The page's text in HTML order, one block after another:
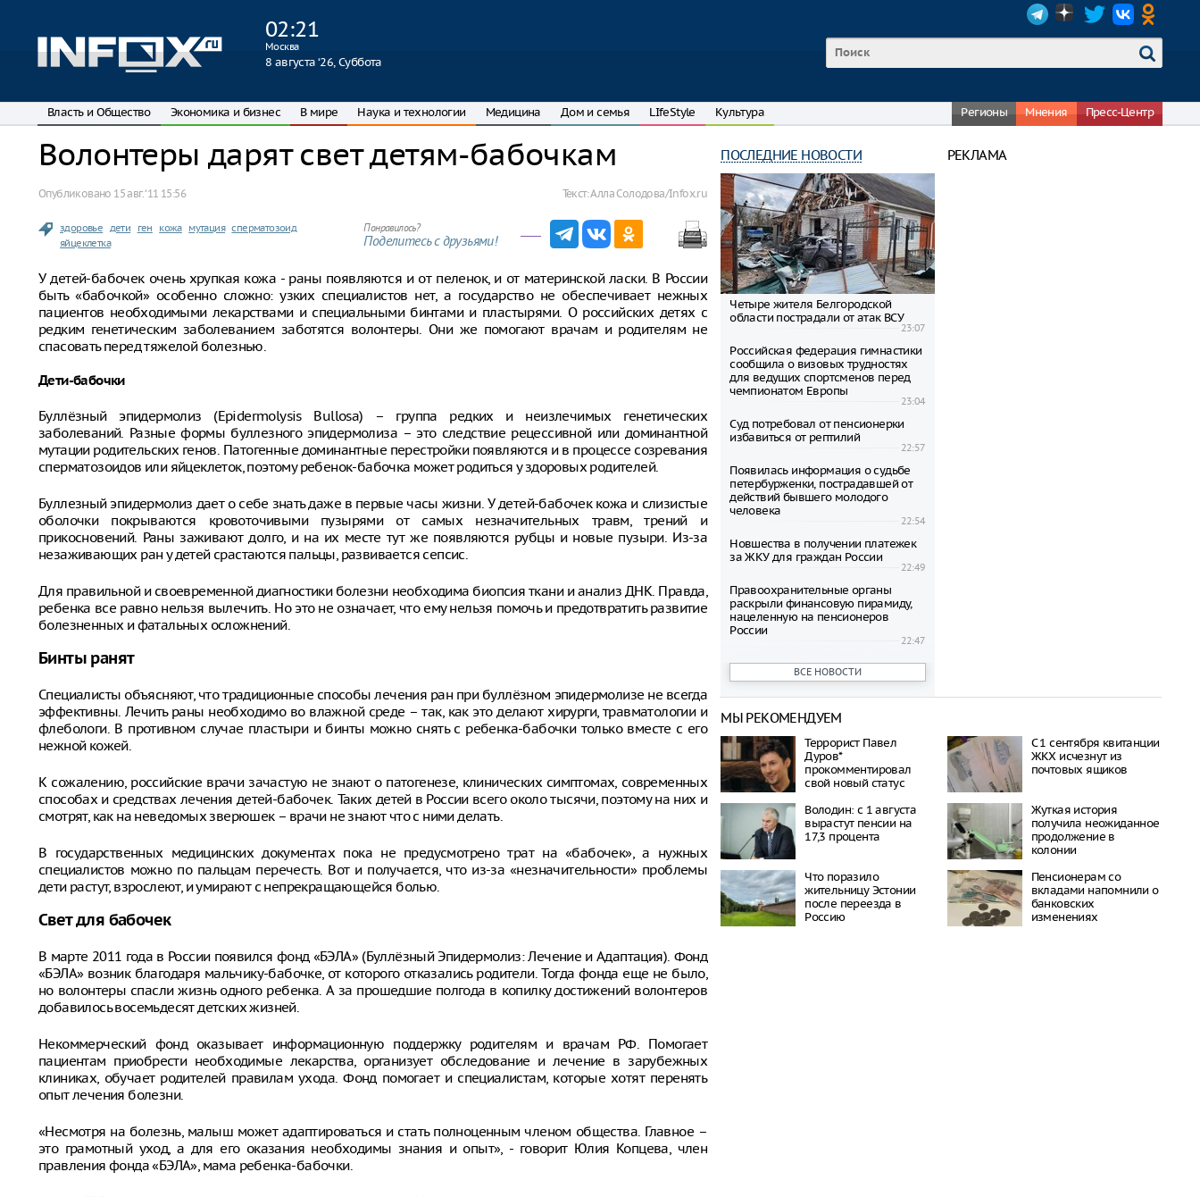
02:21
Москва
8 августа ‘26, Суббота
Власть и Общество Экономика и бизнес В мире Наука и технологии Медицина Дом и семья LIfeStyle Культура Регионы Мнения Пресс-Центр
Волонтеры дарят свет детям-бабочкам
Опубликовано 15 авг. ‘11 15:56 Текст:Алла Солодова/Infox.ru
здоровье дети ген кожа мутация сперматозоид
яйцеклетка
Понравилось?
Поделитесь с друзьями!
У детей-бабочек очень хрупкая кожа - раны появляются и от пеленок, и от материнской ласки. В России
быть «бабочкой» особенно сложно: узких специалистов нет, а государство не обеспечивает нежных
пациентов необходимыми лекарствами и специальными бинтами и пластырями. О российских детях с
редким генетическим заболеванием заботятся волонтеры. Они же помогают врачам и родителям не
спасовать перед тяжелой болезнью.
Дети-бабочки
Буллёзный эпидермолиз (Epidermolysis Bullosa) – группа редких и неизлечимых генетических
заболеваний. Разные формы буллезного эпидермолиза – это следствие рецессивной или доминантной
мутации родительских генов. Патогенные доминантные перестройки появляются и в процессе созревания
сперматозоидов или яйцеклеток, поэтому ребенок-бабочка может родиться у здоровых родителей.
Буллезный эпидермолиз дает о себе знать даже в первые часы жизни. У детей-бабочек кожа и слизистые
оболочки покрываются кровоточивыми пузырями от самых незначительных травм, трений и
прикосновений. Раны заживают долго, и на их месте тут же появляются рубцы и новые пузыри. Из-за
незаживающих ран у детей срастаются пальцы, развивается сепсис.
Для правильной и своевременной диагностики болезни необходима биопсия ткани и анализ ДНК. Правда,
ребенка все равно нельзя вылечить. Но это не означает, что ему нельзя помочь и предотвратить развитие
болезненных и фатальных осложнений.
Бинты ранят
Специалисты объясняют, что традиционные способы лечения ран при буллёзном эпидермолизе не всегда
эффективны. Лечить раны необходимо во влажной среде – так, как это делают хирурги, травматологии и
флебологи. В противном случае пластыри и бинты можно снять с ребенка-бабочки только вместе с его
нежной кожей.
К сожалению, российские врачи зачастую не знают о патогенезе, клинических симптомах, современных
способах и средствах лечения детей-бабочек. Таких детей в России всего около тысячи, поэтому на них и
смотрят, как на неведомых зверюшек – врачи не знают что с ними делать.
В государственных медицинских документах пока не предусмотрено трат на «бабочек», а нужных
специалистов можно по пальцам перечесть. Вот и получается, что из-за «незначительности» проблемы
дети растут, взрослеют, и умирают с непрекращающейся болью.
Свет для бабочек
В марте 2011 года в России появился фонд «БЭЛА» (Буллёзный Эпидермолиз: Лечение и Адаптация). Фонд
«БЭЛА» возник благодаря мальчику-бабочке, от которого отказались родители. Тогда фонда еще не было,
но волонтеры спасли жизнь одного ребенка. А за прошедшие полгода в копилку достижений волонтеров
добавилось восемьдесят детских жизней.
Некоммерческий фонд оказывает информационную поддержку родителям и врачам РФ. Помогает
пациентам приобрести необходимые лекарства, организует обследование и лечение в зарубежных
клиниках, обучает родителей правилам ухода. Фонд помогает и специалистам, которые хотят перенять
опыт лечения болезни.
«Несмотря на болезнь, малыш может адаптироваться и стать полноценным членом общества. Главное –
это грамотный уход, а для его оказания необходимы знания и опыт», - говорит Юлия Копцева, член
правления фонда «БЭЛА», мама ребенка-бабочки.
ПОСЛЕДНИЕ НОВОСТИ
Четыре жителя Белгородской
области пострадали от атак ВСУ
23:07
Российская федерация гимнастики
сообщила о визовых трудностях
для ведущих спортсменов перед
чемпионатом Европы
23:04
Суд потребовал от пенсионерки
избавиться от рептилий
22:57
Появилась информация о судьбе
петербурженки, пострадавшей от
действий бывшего молодого
человека
22:54
Новшества в получении платежек
за ЖКУ для граждан России
22:49
Правоохранительные органы
раскрыли финансовую пирамиду,
нацеленную на пенсионеров
России
22:47
Северные олени гибнут на
Шпицбергене по неизвестной
22:42
Тысячи грузовиков застряли на
границе Украины и Польши
Младенец родился спустя полтора
часа после трагической гибели
матери, упавшей с 10-го этажа
16:21
Онищенко: в период простуд может
быть введено обязательное
ношение масок
Звезда реалити-шоу поужинала с
кошкой из одной миски, вызвав
отвращение у зрителей
ВСЕ НОВОСТИ
РЕКЛАМА
МЫ РЕКОМЕНДУЕМ
Террорист Павел
Дуров*
прокомментировал
свой новый статус
С 1 сентября квитанции
ЖКХ исчезнут из
почтовых ящиков
Володин: с 1 августа
вырастут пенсии на
17,3 процента
Жуткая история
получила неожиданное
продолжение в
колонии
Что поразило
жительницу Эстонии
после переезда в
Россию
Пенсионерам со
вкладами напомнили о
банковских
изменениях